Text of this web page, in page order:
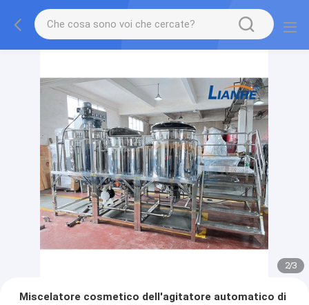
2/3
Miscelatore cosmetico dell'agitatore automatico di